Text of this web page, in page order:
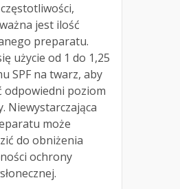
jest ilość
preparatu.
użycie od 1 do 1,25
SPF na twarz, aby
odpowiedni poziom
Niewystarczająca
może
do obniżenia
ochrony